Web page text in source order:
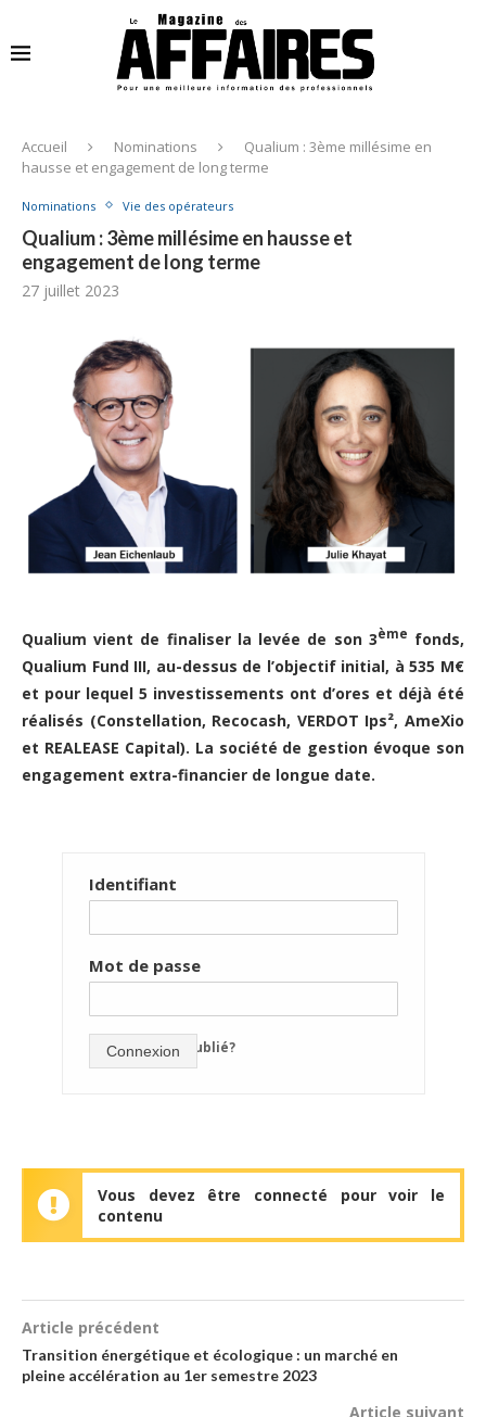
Accueil Nominations
Qualium : 3ème millésime en
hausse et engagement de long terme
Nominations Vie des opérateurs
Qualium : 3ème millésime en hausse et
engagement de long terme
27 juillet 2023
Qualium vient de finaliser la levée de son 3ème fonds,
Qualium Fund III, au-dessus de l’objectif initial, à 535 M€
et pour lequel 5 investissements ont d’ores et déjà été
réalisés (Constellation, Recocash, VERDOT Ips², AmeXio
et REALEASE Capital). La société de gestion évoque son
engagement extra-financier de longue date.
Identifiant
Mot de passe
mot de passe oublié?
Connexion
Vous devez être connecté pour voir le
contenu
Article précédent
Transition énergétique et écologique : un marché en
pleine accélération au 1er semestre 2023
Article suivant